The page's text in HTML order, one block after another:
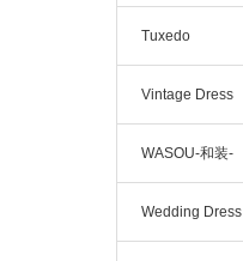
Tuxedo
Vintage Dress
WASOU-和装-
Wedding Dress